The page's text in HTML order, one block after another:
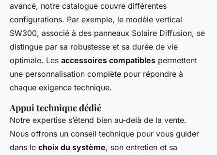
avancé, notre catalogue couvre différentes
configurations. Par exemple, le modèle vertical
SW300, associé à des panneaux Solaire Diffusion, se
distingue par sa robustesse et sa durée de vie
optimale. Les accessoires compatibles permettent
une personnalisation complète pour répondre à
chaque exigence technique.
Appui technique dédié
Notre expertise s’étend bien au-delà de la vente.
Nous offrons un conseil technique pour vous guider
dans le choix du système, son entretien et sa